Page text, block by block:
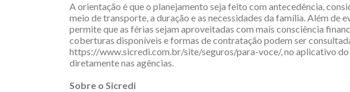
A orientação é que o planejamento seja feito com antecedência,
meio de transporte, a duração e as necessidades da família. Além de
permite que as férias sejam aproveitadas com mais consciência
coberturas disponíveis e formas de contratação podem ser
https://www.sicredi.com.br/site/seguros/para-voce/, no aplicativo do
diretamente nas agências.
Sobre o Sicredi